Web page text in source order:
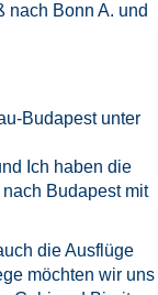
nach Bonn A. und
Budapest unter
Ich haben die
Budapest mit
die Ausflüge
möchten wir uns